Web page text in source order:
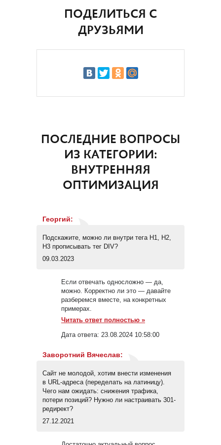
ПОДЕЛИТЬСЯ С
ДРУЗЬЯМИ
ПОСЛЕДНИЕ ВОПРОСЫ
ИЗ КАТЕГОРИИ:
ВНУТРЕННЯЯ
ОПТИМИЗАЦИЯ
Георгий:
Подскажите, можно ли внутри тега H1, H2,
H3 прописывать тег DIV?
09.03.2023
Если отвечать односложно — да,
можно. Корректно ли это — давайте
разберемся вместе, на конкретных
примерах.
Читать ответ полностью »
Дата ответа: 23.08.2024 10:58:00
Заворотний Вячеслав:
Сайт не молодой, хотим внести изменения
в URL-адреса (переделать на латиницу).
Чего нам ожидать: снижения трафика,
потери позиций? Нужно ли настраивать 301-
редирект?
27.12.2021